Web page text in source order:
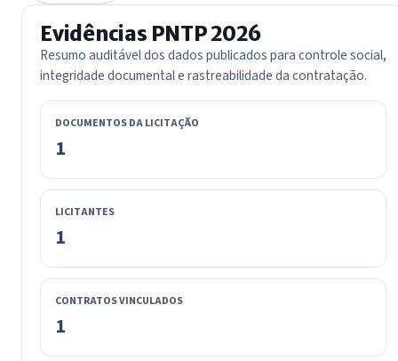
Evidências PNTP 2026
Resumo auditável dos dados publicados para controle social,
integridade documental e rastreabilidade da contratação.
DOCUMENTOS DA LICITAÇÃO
1
LICITANTES
1
CONTRATOS VINCULADOS
1